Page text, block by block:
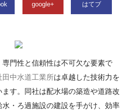
google+ はてブ
門性と信頼性は不可欠な要素で
田中水道工業所は卓越した技術力を
す。同社は配水場の築造や道路改
・ろ過施設の建設を手がけ、効率